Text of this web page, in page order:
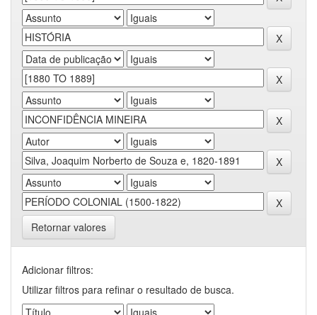
Retornar valores
Adicionar filtros:
Utilizar filtros para refinar o resultado de busca.